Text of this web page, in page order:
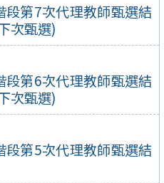
第7次代理教師甄選結
次甄選)
第6次代理教師甄選結
次甄選)
第5次代理教師甄選結